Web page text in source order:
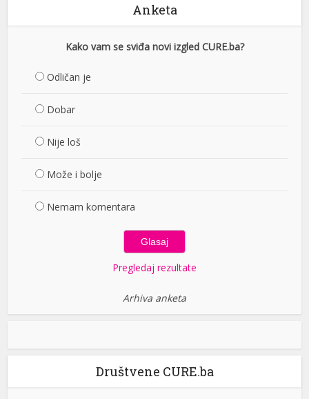
Anketa
Kako vam se sviđa novi izgled CURE.ba?
Odličan je
Dobar
Nije loš
Može i bolje
Nemam komentara
Pregledaj rezultate
Arhiva anketa
Društvene CURE.ba